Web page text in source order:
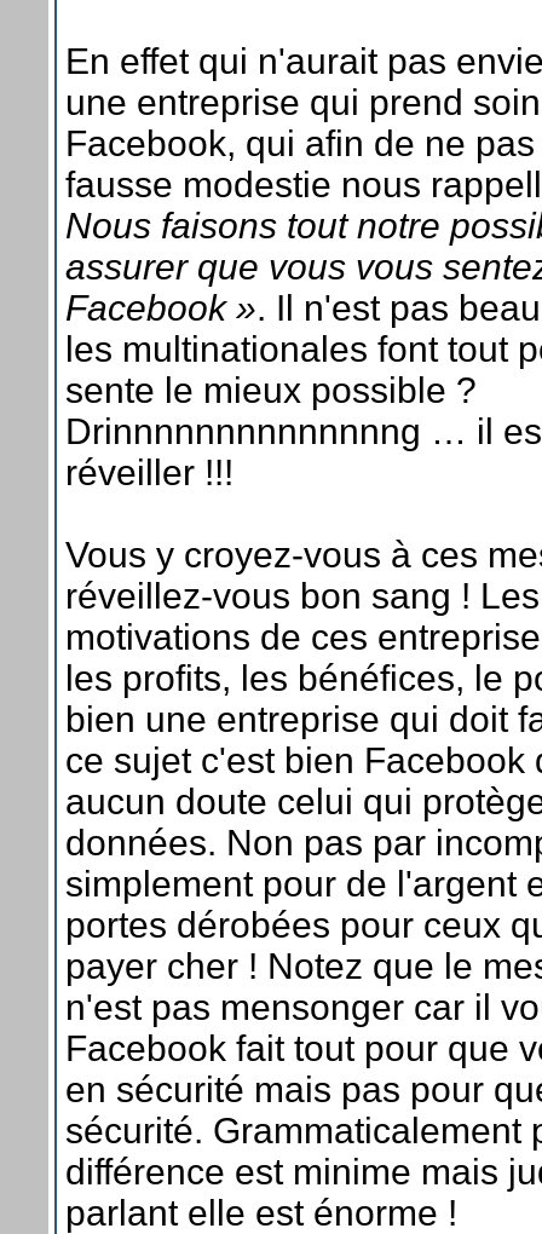
En effet qui n'aurait pas
une entreprise qui prend
Facebook, qui afin de ne
fausse modestie nous
Nous faisons tout notre
assurer que vous vous
Facebook ». Il n'est pas
les multinationales font tout
sente le mieux possible ?
Drinnnnnnnnnnnnnng … il
réveiller !!!
Vous y croyez-vous à ces
réveillez-vous bon sang !
motivations de ces
les profits, les bénéfices, le
bien une entreprise qui doit
ce sujet c'est bien Facebook
aucun doute celui qui
données. Non pas par
simplement pour de l'argent
portes dérobées pour ceux
payer cher ! Notez que le
n'est pas mensonger car il
Facebook fait tout pour que
en sécurité mais pas pour
sécurité. Grammaticalement
différence est minime mais
parlant elle est énorme !